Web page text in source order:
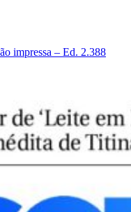
impressa – Ed. 2.388